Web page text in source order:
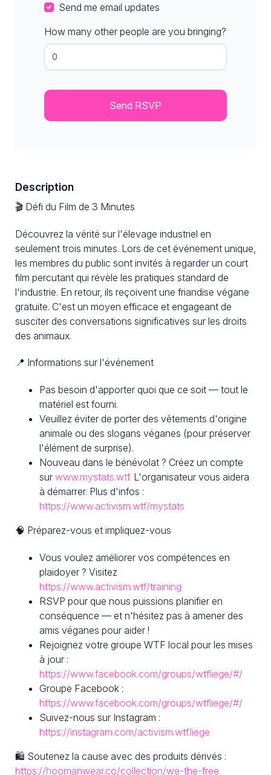
Send me email updates
How many other people are you bringing?
Description
🎬 Défi du Film de 3 Minutes
Découvrez la vérité sur l'élevage industriel en
seulement trois minutes. Lors de cet événement unique,
les membres du public sont invités à regarder un court
film percutant qui révèle les pratiques standard de
l'industrie. En retour, ils reçoivent une friandise végane
gratuite. C'est un moyen efficace et engageant de
susciter des conversations significatives sur les droits
des animaux.
📍 Informations sur l'événement
Pas besoin d'apporter quoi que ce soit — tout le
matériel est fourni.
Veuillez éviter de porter des vêtements d'origine
animale ou des slogans véganes (pour préserver
l'élément de surprise).
Nouveau dans le bénévolat ? Créez un compte
sur www.mystats.wtf. L'organisateur vous aidera
à démarrer. Plus d'infos :
https://www.activism.wtf/mystats
🧠 Préparez-vous et impliquez-vous
Vous voulez améliorer vos compétences en
plaidoyer ? Visitez
https://www.activism.wtf/training
RSVP pour que nous puissions planifier en
conséquence — et n'hésitez pas à amener des
amis véganes pour aider !
Rejoignez votre groupe WTF local pour les mises
à jour :
https://www.facebook.com/groups/wtfliege/#/
Groupe Facebook :
https://www.facebook.com/groups/wtfliege/#/
Suivez-nous sur Instagram :
https://instagram.com/activism.wtf.liege
🛍 Soutenez la cause avec des produits dérivés :
https://hoomanwear.co/collection/we-the-free